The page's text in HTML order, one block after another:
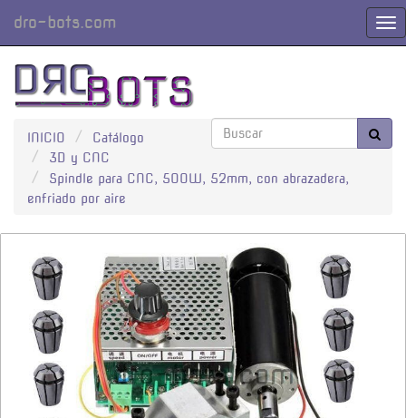
dro-bots.com
INICIO
Catálogo
3D y CNC
Spindle para CNC, 500W, 52mm, con abrazadera,
enfriado por aire